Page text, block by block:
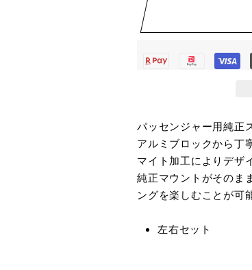
パッセンジャー用純正
アルミブロックから丁
マイト加工によりデザ
純正マウントがそのま
ングを楽しむことが可
左右セット